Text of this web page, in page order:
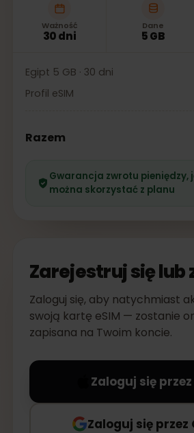
Ważność
30 dni
Dane
5 GB
Egipt 5 GB · 30 dni
Profil eSIM
Razem
Gwarancja zwrotu pieniędzy,
można skorzystać z planu
Zarejestruj się lub
Zaloguj się, aby natychmiast
swoją kartę eSIM — zostanie
zapisana na Twoim koncie.
Zaloguj się
Zaloguj się przez